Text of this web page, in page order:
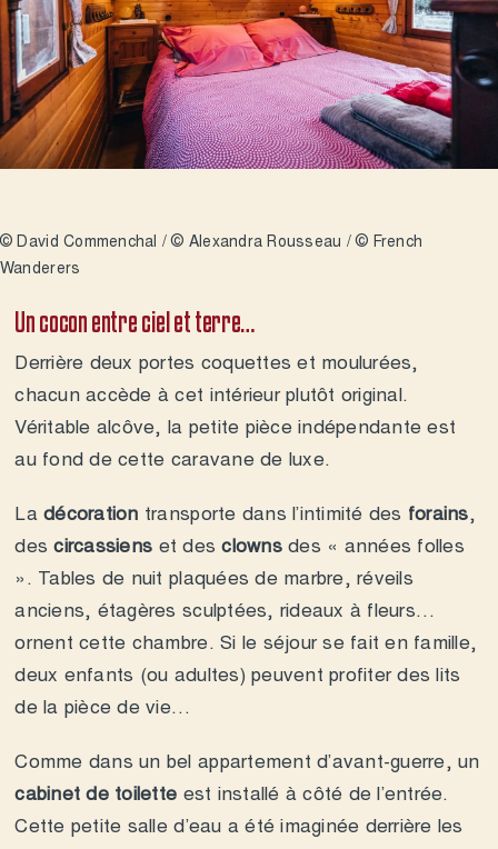
Contact
© David Commenchal / © Alexandra Rousseau / © French
Wanderers
Un cocon entre ciel et terre…
Derrière deux portes coquettes et moulurées,
chacun accède à cet intérieur plutôt original.
Véritable alcôve, la petite pièce indépendante est
au fond de cette caravane de luxe.
Ladécoration transporte dans l’intimité des forains,
descircassiens et desclownsdes « années folles
». Tables de nuit plaquées de marbre, réveils
anciens, étagères sculptées, rideaux à fleurs…
ornent cette chambre. Si le séjour se fait en famille,
deux enfants (ou adultes) peuvent profiter des lits
de la pièce de vie…
Comme dans un bel appartement d’avant-guerre, un
cabinet de toilette est installé à côté de l’entrée.
Cette petite salle d’eau a été imaginée derrière les